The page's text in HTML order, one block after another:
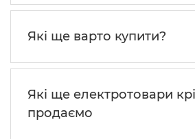
Які ще варто купити?
Які ще електротовари
продаємо